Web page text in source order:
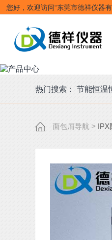
您好，欢迎访问“东莞市德祥仪器
热门搜索： 节能恒温
面包屑导航 > IPX